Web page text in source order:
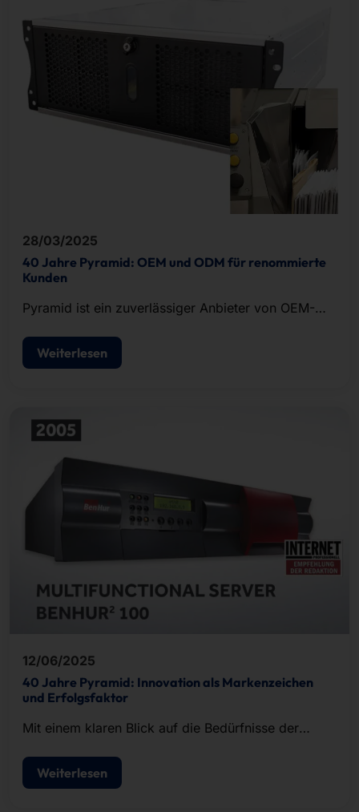
28/03/2025
40 Jahre Pyramid: OEM und ODM für renommierte
Kunden
Pyramid ist ein zuverlässiger Anbieter von OEM-
Weiterlesen
12/06/2025
40 Jahre Pyramid: Innovation als Markenzeichen
und Erfolgsfaktor
Mit einem klaren Blick auf die Bedürfnisse der
zukunftsfähige Technologien gestalten wir digitalen
Fortschritt.
Weiterlesen